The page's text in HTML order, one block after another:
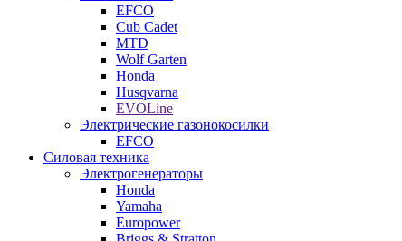
EFCO
Cub Cadet
MTD
Wolf Garten
Honda
Husqvarna
EVOLine
Электрические газонокосилки
EFCO
Силовая техника
Электрогенераторы
Honda
Yamaha
Europower